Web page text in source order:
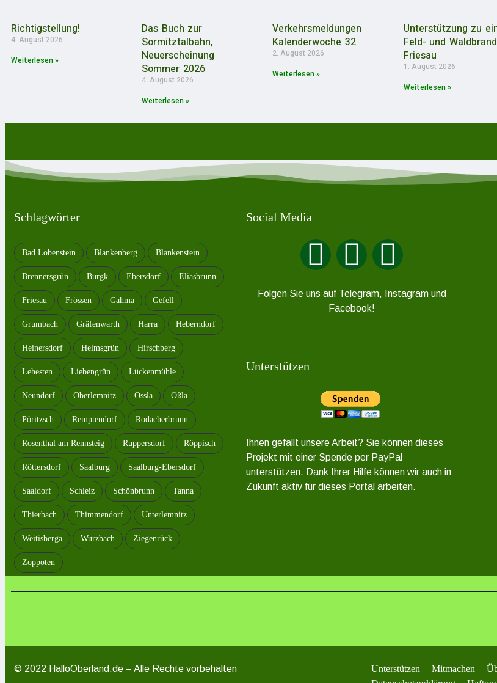
Richtigstellung!
4. August 2026
Weiterlesen »
Das Buch zur
Sormitztalbahn,
Neuerscheinung
Sommer 2026
4. August 2026
Weiterlesen »
Verkehrsmeldungen
Kalenderwoche 32
2. August 2026
Weiterlesen »
Unterstützung zu
Feld- und
Friesau
1. August 2026
Weiterlesen »
Schlagwörter
Bad Lobenstein Blankenberg Blankenstein
Brennersgrün Burgk Ebersdorf Eliasbrunn
Friesau Frössen Gahma Gefell
Grumbach Gräfenwarth Harra Heberndorf
Heinersdorf Helmsgrün Hirschberg
Lehesten Liebengrün Lückenmühle
Neundorf Oberlemnitz Ossla Oßla
Pöritzsch Remptendorf Rodacherbrunn
Rosenthal am Rennsteig Ruppersdorf Röppisch
Röttersdorf Saalburg Saalburg-Ebersdorf
Saaldorf Schleiz Schönbrunn Tanna
Thierbach Thimmendorf Unterlemnitz
Weitisberga Wurzbach Ziegenrück
Zoppoten
Social Media
Folgen Sie uns auf Telegram, Instagram und
Facebook!
Unterstützen
Ihnen gefällt unsere Arbeit? Sie können dieses
Projekt mit einer Spende per PayPal
unterstützen. Dank Ihrer Hilfe können wir auch in
Zukunft aktiv für dieses Portal arbeiten.
© 2022 HalloOberland.de – Alle Rechte vorbehalten Unterstützen Mitmachen